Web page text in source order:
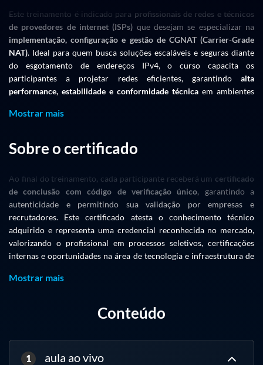
Da segurança à rastreabilidade legal
E no último dia: Syslog, compliance e automação com foco real no
que a ANATEL exige!
Curso 100% voltado para realidade de ISP, com laboratórios
práticos e materiais Huawei.
Venha com a Made4it e a Celeti, donimar CGNAT Huawei
CONTEÚDO PROGRAMÁTICO
Esgotamento do IPv4 e motivação para CGNAT
Tipos e comportamentos de NAT (Static, Dynamic, NAPT, Full Cone
etc.)
RFCs relevantes: 6264, 6888, 4787, 5382, 6598
Considerações de posicionamento da placa na rede
Dia 2 – Provisionamento e Encaminhamento de Tráfego
Este treinamento é indicado para profissionais de redes e técnicos
de provedores de internet (ISPs) que desejam se especializar na
implementação, configuração e gestão de CGNAT (Carrier-Grade
NAT). Ideal para quem busca soluções escaláveis e seguras diante
do esgotamento de endereços IPv4, o curso capacita os
participantes a projetar redes eficientes, garantindo alta
performance, estabilidade e conformidade técnica em ambientes
Mostrar mais
Sobre o certificado
Ao final do treinamento, cada participante receberá um certificado
de conclusão com código de verificação único, garantindo a
autenticidade e permitindo sua validação por empresas e
recrutadores. Este certificado atesta o conhecimento técnico
adquirido e representa uma credencial reconhecida no mercado,
valorizando o profissional em processos seletivos, certificações
internas e oportunidades na área de tecnologia e infraestrutura de
Mostrar mais
Conteúdo
1 aula ao vivo